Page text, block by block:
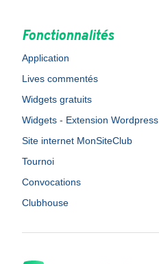
Fonctionnalités
Application
Lives commentés
Widgets gratuits
Widgets - Extension Wordpress
Site internet MonSiteClub
Tournoi
Convocations
Clubhouse